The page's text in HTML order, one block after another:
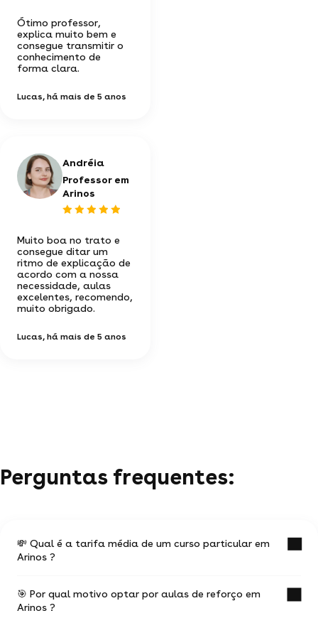
Ótimo professor,
explica muito bem e
consegue transmitir o
conhecimento de
forma clara.
Lucas, há mais de 5 anos
Andréia
Professor em
Arinos
Muito boa no trato e
consegue ditar um
ritmo de explicação de
acordo com a nossa
necessidade, aulas
excelentes, recomendo,
muito obrigado.
Lucas, há mais de 5 anos
Perguntas frequentes:
💸 Qual é a tarifa média de um curso particular em
Arinos ?
O valor médio de uma aula particular em Arinos
é de R$ 44.
🎯 Por qual motivo optar por aulas de reforço em
Arinos ?